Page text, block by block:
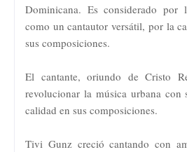
Dominicana. Es considerado por
como un cantautor versátil, por la
sus composiciones.
El cantante, oriundo de Cristo
revolucionar la música urbana con
calidad en sus composiciones.
Tivi Gunz creció cantando con